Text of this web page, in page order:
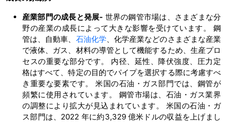
産業部門の成長と発展- 世界の鋼管市場は、さまざまな分
野の産業の成長によって大きな影響を受けています。 鋼
管は、自動車、 石油化学、化学産業などのさまざまな産業
で液体、ガス、材料の導管として機能するため、生産プロ
セスの重要な部分です。 内径、延性、降伏強度、圧力定
格はすべて、特定の目的でパイプを選択する際に考慮すべ
き重要な要素です。 米国の石油・ガス部門では、鋼管が
頻繁に使用されています。 鋼管市場は、石油・ガス業界
の調整により拡大が見込まれています。 米国の石油・ガ
ス部門は、2022 年に約3,329 億米ドルの収益を上げまし